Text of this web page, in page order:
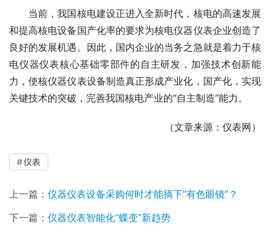
当前，我国核电建设正进入全新时代，核电的高速发展
和提高核电设备国产化率的要求为核电仪器仪表企业创造了
良好的发展机遇。因此，国内企业的当务之急就是着力于核
电仪器仪表核心基础零部件的自主研发，加强技术创新能
力，使核仪器仪表设备制造真正形成产业化，国产化，实现
关键技术的突破，完善我国核电产业的“自主制造”能力。
（文章来源：仪表网）
仪表
上一篇： 仪器仪表设备采购何时才能摘下“有色眼镜”？
下一篇： 仪器仪表智能化“蝶变”新趋势